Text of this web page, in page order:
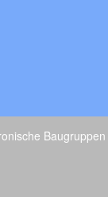
Baugruppen